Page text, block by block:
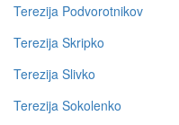
Terezija Podvorotnikov
Terezija Skripko
Terezija Slivko
Terezija Sokolenko